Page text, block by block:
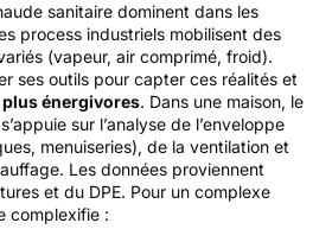
sanitaire dominent dans les
process industriels mobilisent des
(vapeur, air comprimé, froid).
ses outils pour capter ces réalités et
énergivores. Dans une maison, le
sur l’analyse de l’enveloppe
menuiseries), de la ventilation et
Les données proviennent
et du DPE. Pour un complexe
complexifie :